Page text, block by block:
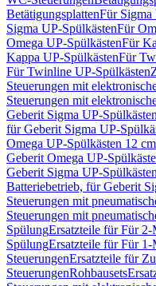
BetätigungsplattenFür Sigma
Sigma UP-SpülkästenFür
Omega UP-SpülkästenFür
Kappa UP-SpülkästenFür
Für Twinline UP-Spülkästen
Steuerungen mit
Steuerungen mit
Geberit Sigma UP-
für Geberit Sigma UP-
Omega UP-Spülkästen 12 cm
Geberit Omega UP-
Geberit Sigma UP-
Batteriebetrieb, für Geberit
Steuerungen mit
Steuerungen mit
SpülungErsatzteile für Für
SpülungErsatzteile für Für
SteuerungenErsatzteile für
SteuerungenRohbausets